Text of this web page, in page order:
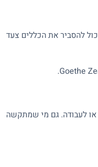
להסביר את הכללים צעד
או לעבודה. גם מי שמתקשה